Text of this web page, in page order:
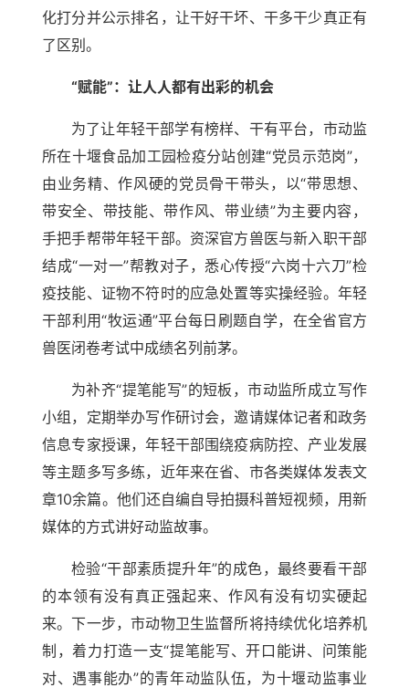
化打分并公示排名，让干好干坏、干多干少真正有
了区别。
“赋能”：让人人都有出彩的机会
为了让年轻干部学有榜样、干有平台，市动监
所在十堰食品加工园检疫分站创建“党员示范岗”，
由业务精、作风硬的党员骨干带头，以“带思想、
带安全、带技能、带作风、带业绩”为主要内容，
手把手帮带年轻干部。资深官方兽医与新入职干部
结成“一对一”帮教对子，悉心传授“六岗十六刀”检
疫技能、证物不符时的应急处置等实操经验。年轻
干部利用“牧运通”平台每日刷题自学，在全省官方
兽医闭卷考试中成绩名列前茅。
为补齐“提笔能写”的短板，市动监所成立写作
小组，定期举办写作研讨会，邀请媒体记者和政务
信息专家授课，年轻干部围绕疫病防控、产业发展
等主题多写多练，近年来在省、市各类媒体发表文
章10余篇。他们还自编自导拍摄科普短视频，用新
媒体的方式讲好动监故事。
检验“干部素质提升年”的成色，最终要看干部
的本领有没有真正强起来、作风有没有切实硬起
来。下一步，市动物卫生监督所将持续优化培养机
制，着力打造一支“提笔能写、开口能讲、问策能
对、遇事能办”的青年动监队伍，为十堰动监事业